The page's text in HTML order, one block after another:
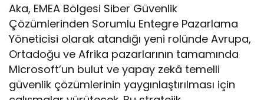
Aka, EMEA Bölgesi Siber Güvenlik
Çözümlerinden Sorumlu Entegre Pazarlama
Yöneticisi olarak atandığı yeni rolünde Avrupa,
Ortadoğu ve Afrika pazarlarının tamamında
Microsoft’un bulut ve yapay zekâ temelli
güvenlik çözümlerinin yaygınlaştırılması için